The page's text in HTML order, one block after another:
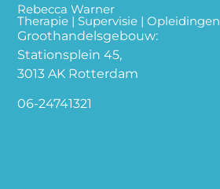
Rebecca Warner
Therapie | Supervisie | Opleidingen
Groothandelsgebouw:
Stationsplein 45,
3013 AK Rotterdam
06-24741321